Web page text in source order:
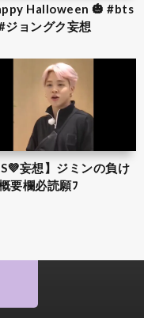
Halloween 🎃 #bts
ジョングク妄想
妄想】ジミンの負け
要欄必読願ﾌ